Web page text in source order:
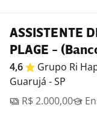
ASSISTENTE
PLAGE -
4,6 Grupo Ri
Guarujá - SP
R$ 2.000,00